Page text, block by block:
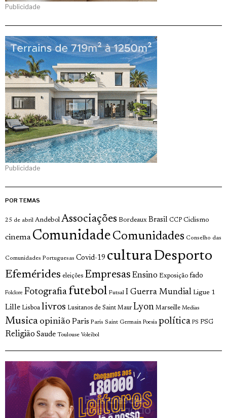
Publicidade
Publicidade
POR TEMAS
25 de abril Andebol Associações Bordeaux Brasil CCP Ciclismo
cinema Comunidade Comunidades Conselho das
Comunidades Portuguesas Covid-19 culturaDesporto
Efemérides eleições Empresas Ensino Exposição fado
Folclore Fotografia futebol Futsal I Guerra Mundial Ligue 1
Lille Lisboa livros Lusitanos de Saint Maur Lyon Marseille Medias
Musica opinião Paris Paris Saint Germain Poesia política PS PSG
Religião Saude Toulouse Voleibol